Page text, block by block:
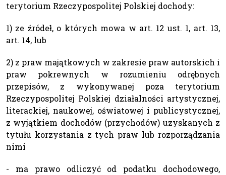
terytorium Rzeczypospolitej Polskiej dochody:
1) ze źródeł, o których mowa w art. 12 ust. 1, art. 13,
art. 14, lub
2) z praw majątkowych w zakresie praw autorskich i
praw pokrewnych w rozumieniu odrębnych
przepisów, z wykonywanej poza terytorium
Rzeczypospolitej Polskiej działalności artystycznej,
literackiej, naukowej, oświatowej i publicystycznej,
z wyjątkiem dochodów (przychodów) uzyskanych z
tytułu korzystania z tych praw lub rozporządzania
nimi
- ma prawo odliczyć od podatku dochodowego,